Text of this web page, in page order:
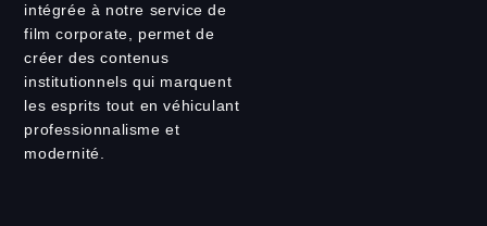
intégrée à notre service de
film corporate, permet de
créer des contenus
institutionnels qui marquent
les esprits tout en véhiculant
professionnalisme et
modernité.